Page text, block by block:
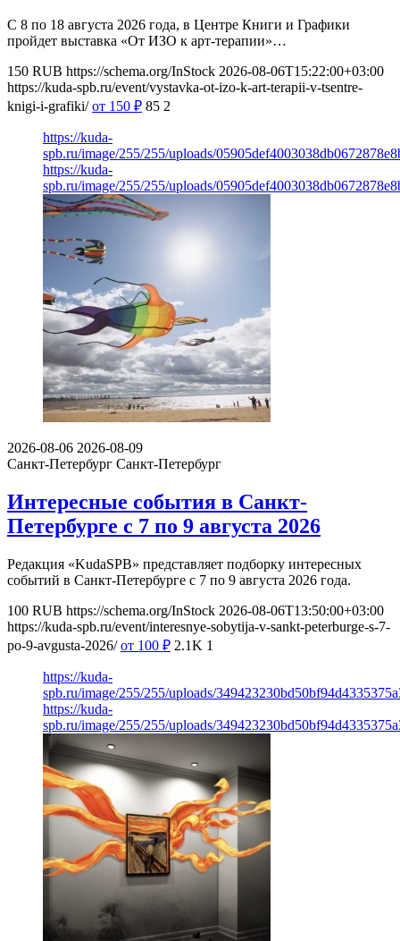
С 8 по 18 августа 2026 года, в Центре Книги и Графики
пройдет выставка «От ИЗО к арт-терапии»…
150 RUB https://schema.org/InStock 2026-08-06T15:22:00+03:00
https://kuda-spb.ru/event/vystavka-ot-izo-k-art-terapii-v-tsentre-
knigi-i-grafiki/ от 150 ₽ 85 2
https://kuda-
spb.ru/image/255/255/uploads/
https://kuda-
spb.ru/image/255/255/uploads/
2026-08-06 2026-08-09
Санкт-Петербург Санкт-Петербург
Интересные события в Санкт-
Петербурге с 7 по 9 августа 2026
Редакция «KudaSPB» представляет подборку интересных
событий в Санкт-Петербурге с 7 по 9 августа 2026 года.
100 RUB https://schema.org/InStock 2026-08-06T13:50:00+03:00
https://kuda-spb.ru/event/interesnye-sobytija-v-sankt-peterburge-s-7-
po-9-avgusta-2026/ от 100 ₽ 2.1K 1
https://kuda-
spb.ru/image/255/255/uploads/
https://kuda-
spb.ru/image/255/255/uploads/